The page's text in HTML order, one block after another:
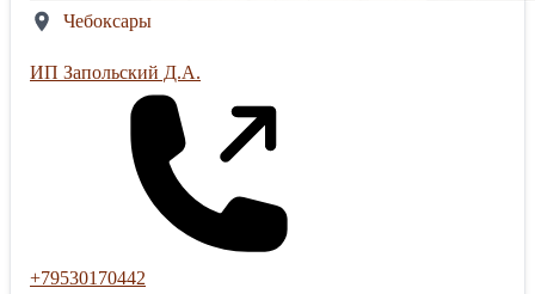
Чебоксары
ИП Запольский Д.А.
+79530170442